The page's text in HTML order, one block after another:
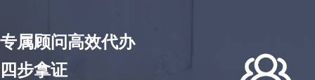
专属顾问高效代办
四步拿证